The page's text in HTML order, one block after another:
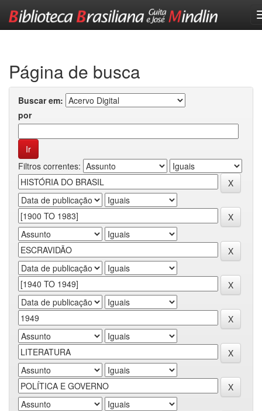
Página de busca
Buscar em:
por
Filtros correntes: